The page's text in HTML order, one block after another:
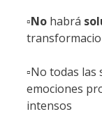
▫️No habrá
▫️No todas las
emociones
intensos